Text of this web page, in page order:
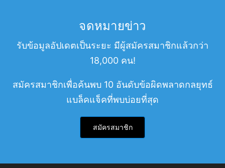
จดหมายข่าว
รับข้อมูลอัปเดตเป็นระยะ มีผู้สมัครสมาชิกแล้วกว่า
18,000 คน!
สมัครสมาชิกเพื่อค้นพบ 10 อันดับข้อผิดพลาดกลยุทธ์
แบล็คแจ็คที่พบบ่อยที่สุด
สมัครสมาชิก